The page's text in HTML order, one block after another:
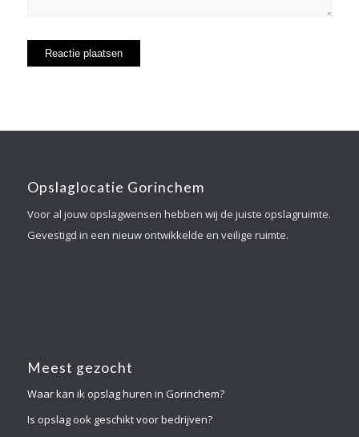
Opslaglocatie Gorinchem
Voor al jouw opslagwensen hebben wij de juiste opslagruimte.
Gevestigd in een nieuw ontwikkelde en veilige ruimte.
Meest gezocht
Waar kan ik opslag huren in Gorinchem?
Is opslag ook geschikt voor bedrijven?